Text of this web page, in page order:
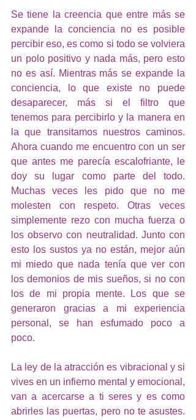
Se tiene la creencia que entre más se
expande la conciencia no es posible
percibir eso, es como si todo se volviera
un polo positivo y nada más, pero esto
no es así. Mientras más se expande la
conciencia, lo que existe no puede
desaparecer, más si el filtro que
tenemos para percibirlo y la manera en
la que transitamos nuestros caminos.
Ahora cuando me encuentro con un ser
que antes me parecía escalofriante, le
doy su lugar como parte del todo.
Muchas veces les pido que no me
molesten con respeto. Otras veces
simplemente rezo con mucha fuerza o
los observo con neutralidad. Junto con
esto los sustos ya no están, mejor aún
mi miedo que nada tenía que ver con
los demonios de mis sueños, si no con
los de mi propia mente. Los que se
generaron gracias a mi experiencia
personal, se han esfumado poco a
poco.
La ley de la atracción es vibracional y si
vives en un infierno mental y emocional,
van a acercarse a ti seres y es como
abrirles las puertas, pero no te asustes.